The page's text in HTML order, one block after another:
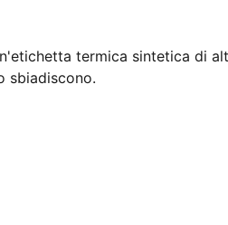
termica sintetica di
sbiadiscono.